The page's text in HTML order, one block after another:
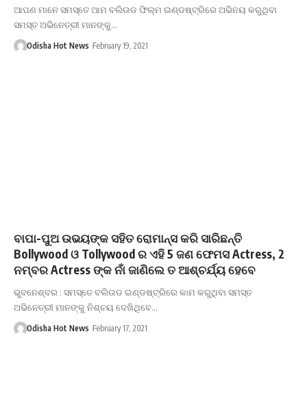
ଆପଣ ମାନେ ସମସ୍ତେ ଆମ ବଲିଉଡ ଫିଲ୍ମ ଇଣ୍ଡଷ୍ଟ୍ରିରେ ଅଭିନୟ କରୁଥିବା
ସମସ୍ତ ଅଭିନେତ୍ରୀ ମାନଙ୍କୁ…
Odisha Hot News February 19, 2021
ବାପା-ପୁଅ ଉଭୟଙ୍କ ସହିତ ରୋମାନ୍ସ କରି ସାରିଛନ୍ତି
Bollywood ଓ Tollywood ର ଏହି 5 ଜଣ ଫେମସ Actress, 2
ନମ୍ବର Actress ଙ୍କ ନାଁ ଜାଣିଲେ ତ ଆଶ୍ଚର୍ଯ୍ୟ ହେବେ
ଭୁବନେଶ୍ବର : ସମସ୍ତେ ବଲିଉଡ ଇଣ୍ଡଷ୍ଟ୍ରିରେ କାମ କରୁଥିବା ସମସ୍ତ
ଅଭିନେତ୍ରୀ ମାନଙ୍କୁ ନିଶ୍ଚୟ ଦେଖିଥିବେ…
Odisha Hot News February 17, 2021